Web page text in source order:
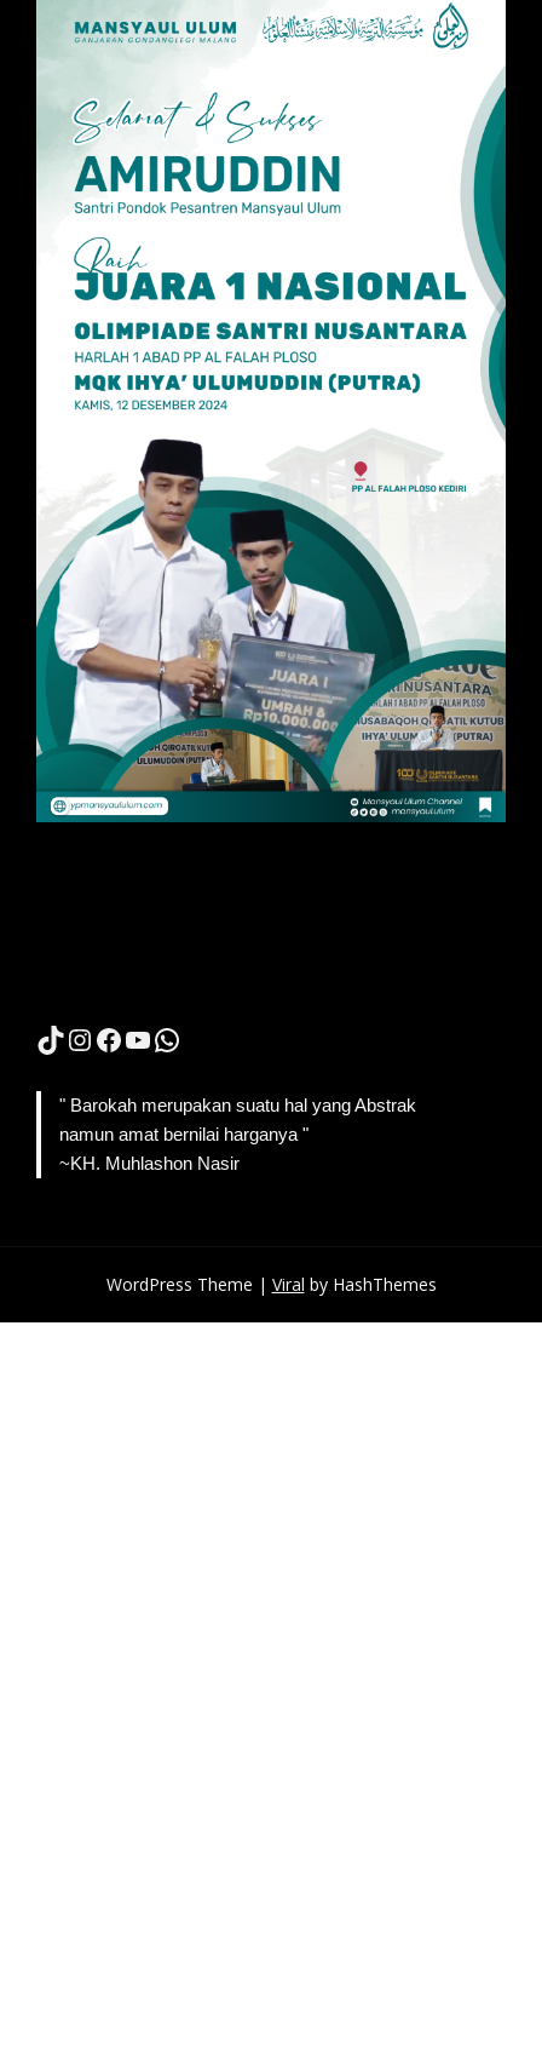
TikTok
Instagram
Facebook
YouTube
WhatsApp
" Barokah merupakan suatu hal yang Abstrak
namun amat bernilai harganya "
~KH. Muhlashon Nasir
WordPress Theme | Viral by HashThemes